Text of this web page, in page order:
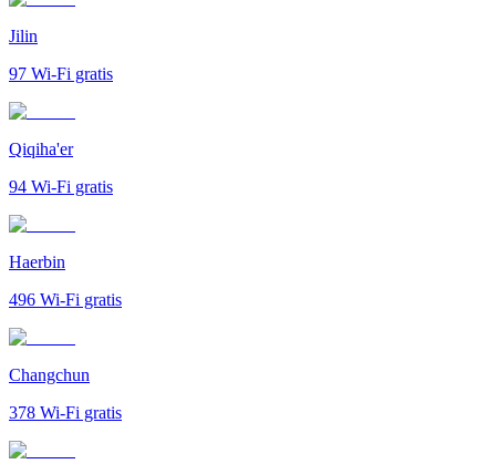
Jilin
97 Wi-Fi gratis
Qiqiha'er
94 Wi-Fi gratis
Haerbin
496 Wi-Fi gratis
Changchun
378 Wi-Fi gratis